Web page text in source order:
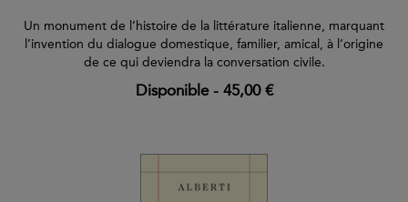
Un monument de l’histoire de la littérature italienne, marquant
l’invention du dialogue domestique, familier, amical, à l’origine
de ce qui deviendra la conversation civile.
Disponible- 45,00 €